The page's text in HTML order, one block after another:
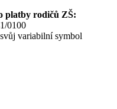
platby rodičů ZŠ:
0100
variabilní symbol